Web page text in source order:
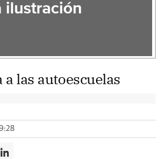
ilustración
las autoescuelas